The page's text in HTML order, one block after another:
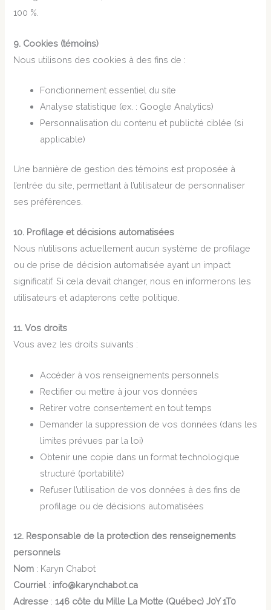
100 %.
9. Cookies (témoins)
Nous utilisons des cookies à des fins de :
Fonctionnement essentiel du site
Analyse statistique (ex. : Google Analytics)
Personnalisation du contenu et publicité ciblée (si
applicable)
Une bannière de gestion des témoins est proposée à
l’entrée du site, permettant à l’utilisateur de personnaliser
ses préférences.
10. Profilage et décisions automatisées
Nous n’utilisons actuellement aucun système de profilage
ou de prise de décision automatisée ayant un impact
significatif. Si cela devait changer, nous en informerons les
utilisateurs et adapterons cette politique.
11. Vos droits
Vous avez les droits suivants :
Accéder à vos renseignements personnels
Rectifier ou mettre à jour vos données
Retirer votre consentement en tout temps
Demander la suppression de vos données (dans les
limites prévues par la loi)
Obtenir une copie dans un format technologique
structuré (portabilité)
Refuser l’utilisation de vos données à des fins de
profilage ou de décisions automatisées
12. Responsable de la protection des renseignements
personnels
Nom : Karyn Chabot
Courriel: info@karynchabot.ca
Adresse :146 côte du Mille La Motte (Québec) J0Y 1T0